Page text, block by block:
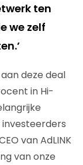
ten
we zelf
deze deal
in Hi-
van AdLINK
van onze